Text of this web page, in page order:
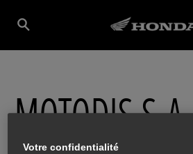
MOTODIS S.A.
Votre confidentialité